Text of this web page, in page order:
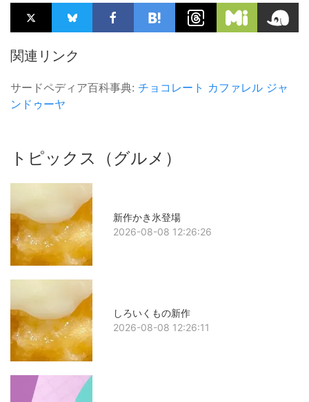
関連リンク
サードペディア百科事典: チョコレート カファレル ジャ
ンドゥーヤ
トピックス（グルメ）
新作かき氷登場
2026-08-08 12:26:26
しろいくもの新作
2026-08-08 12:26:11